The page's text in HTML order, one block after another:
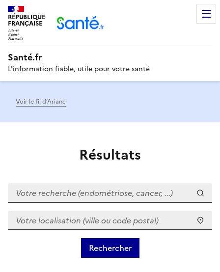
RÉPUBLIQUE
FRANÇAISE
Santé.fr
L'information fiable, utile pour votre santé
Voir le fil d’Ariane
Résultats
Votre recherche (endométriose, cancer, ...)
Votre localisation (ville ou code postal)